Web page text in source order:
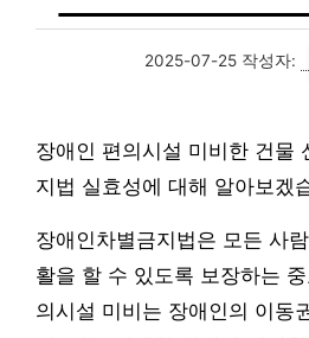
2025-07-25 작성자:
장애인 편의시설 미비한 건물
지법 실효성에 대해 알아보겠
장애인차별금지법은 모든 사
활을 할 수 있도록 보장하는
의시설 미비는 장애인의 이동